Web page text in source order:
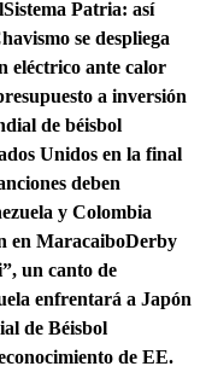
Sistema Patria: así
se despliega
eléctrico ante calor
a inversión
de béisbol
Unidos en la final
deben
y Colombia
en MaracaiboDerby
un canto de
enfrentará a Japón
de Béisbol
de EE.